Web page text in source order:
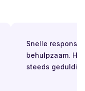
Snelle respons.
behulpzaam.
steeds geduldig.